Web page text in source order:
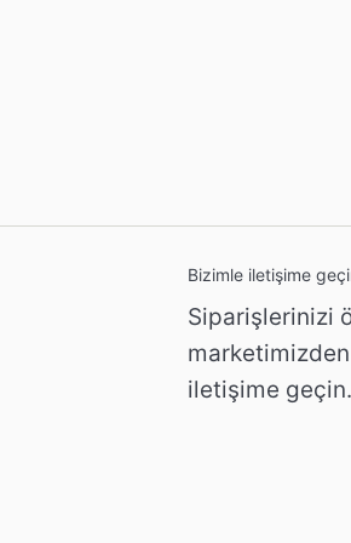
Bizimle iletişime
Siparişlerinizi
iletişime